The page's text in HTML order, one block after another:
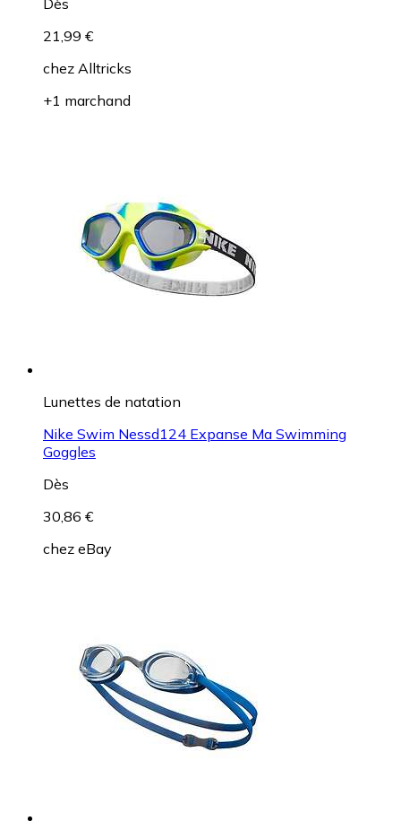
21,99 €
chez Alltricks
+1 marchand
Lunettes de natation
Nike Swim Nessd124 Expanse Ma Swimming
Goggles
Dès
30,86 €
chez eBay